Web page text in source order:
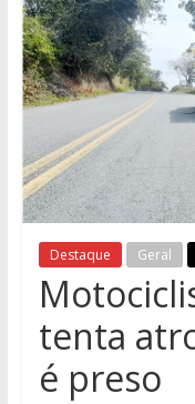
Região
Destaque Geral
tenta
é preso